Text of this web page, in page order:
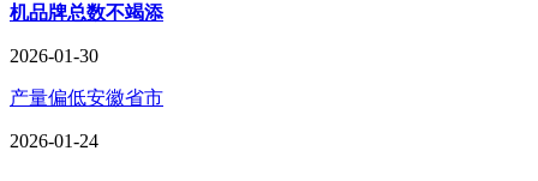
机品牌总数不竭添
2026-01-30
产量偏低安徽省市
2026-01-24